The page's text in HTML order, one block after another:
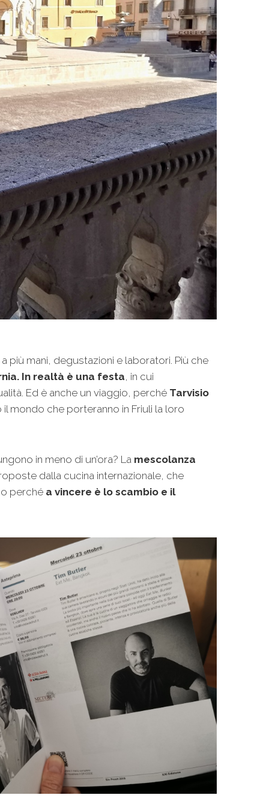
più mani, degustazioni e laboratori. Più che
In realtà è una festa, in cui
Ed è anche un viaggio, perché Tarvisio
mondo che porteranno in Friuli la loro
in meno di un’ora? La mescolanza
dalla cucina internazionale, che
perché a vincere è lo scambio e il